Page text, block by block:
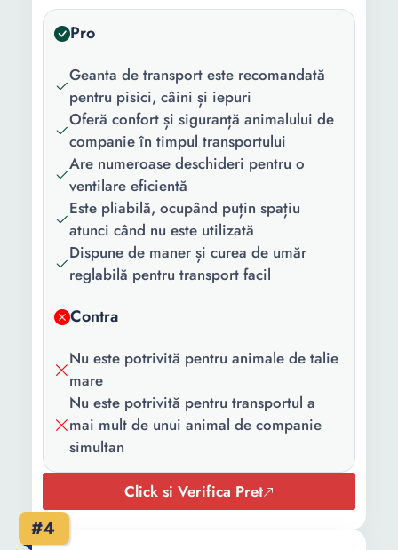
Pro
Geanta de transport este recomandată
pentru pisici, câini și iepuri
Oferă confort și siguranță animalului de
companie în timpul transportului
Are numeroase deschideri pentru o
ventilare eficientă
Este pliabilă, ocupând puțin spațiu
atunci când nu este utilizată
Dispune de maner și curea de umăr
reglabilă pentru transport facil
Contra
Nu este potrivită pentru animale de talie
mare
Nu este potrivită pentru transportul a
mai mult de unui animal de companie
simultan
Click si Verifica Pret
#4